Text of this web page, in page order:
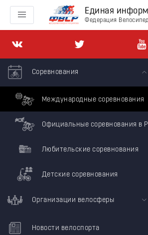
Единая
Федерация
Соревнования
Международные соревнования
Официальные соревнования в
Любительские соревнования
Детские соревнования
Организации велосферы
Новости велоспорта